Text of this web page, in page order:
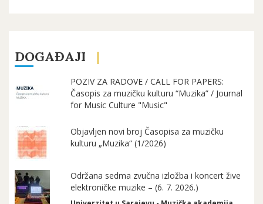
DOGAĐAJI
POZIV ZA RADOVE / CALL FOR PAPERS:
Časopis za muzičku kulturu “Muzika” / Journal
for Music Culture "Music"
Objavljen novi broj Časopisa za muzičku
kulturu „Muzika“ (1/2026)
Održana sedma zvučna izložba i koncert žive
elektroničke muzike – (6. 7. 2026.)